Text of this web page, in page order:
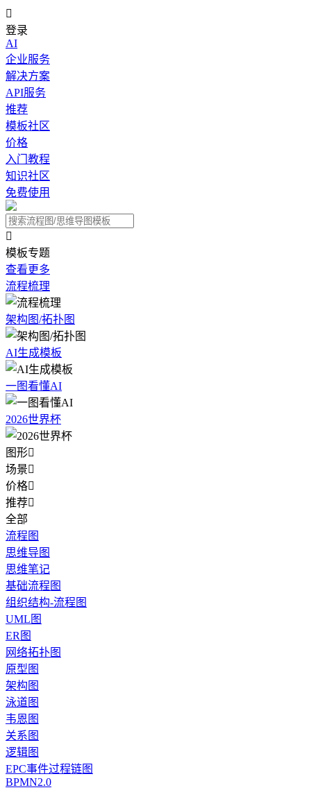

登录
AI
企业服务
解决方案
API服务
推荐
模板社区
价格
入门教程
知识社区
免费使用

模板专题
查看更多
流程梳理
架构图/拓扑图
AI生成模板
一图看懂AI
2026世界杯
图形
场景
价格
推荐
全部
流程图
思维导图
思维笔记
基础流程图
组织结构-流程图
UML图
ER图
网络拓扑图
原型图
架构图
泳道图
韦恩图
关系图
逻辑图
EPC事件过程链图
BPMN2.0